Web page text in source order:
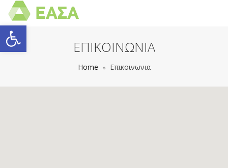
Open toolbar
ΕΠΙΚΟΙΝΩΝΙΑ
Home Επικοινωνια